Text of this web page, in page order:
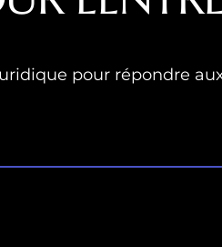
pour répondre